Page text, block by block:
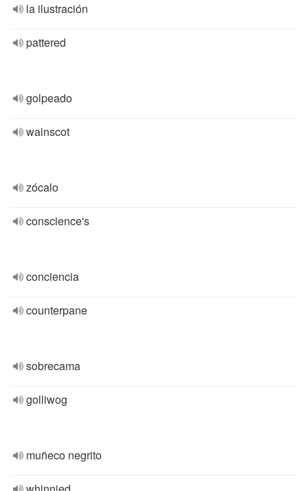
la ilustración
pattered
golpeado
wainscot
zócalo
conscience's
conciencia
counterpane
sobrecama
golliwog
muñeco negrito